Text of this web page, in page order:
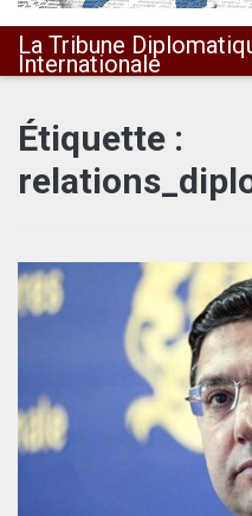
La Tribune
Internationale
Étiquette :